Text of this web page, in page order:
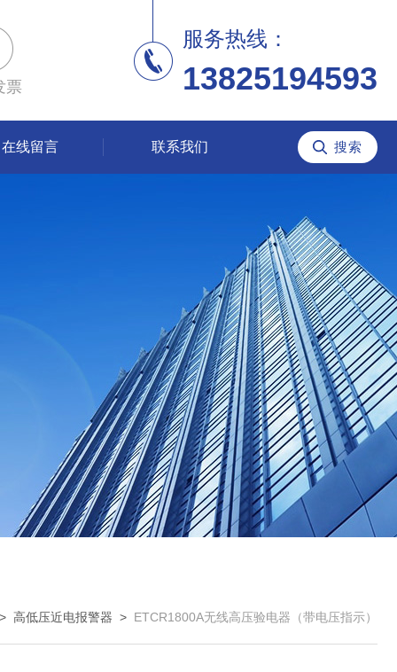
票
服务热线：
13825194593
在线留言 联系我们
高低压近电报警器 > ETCR1800A无线高压验电器（带电压指示）